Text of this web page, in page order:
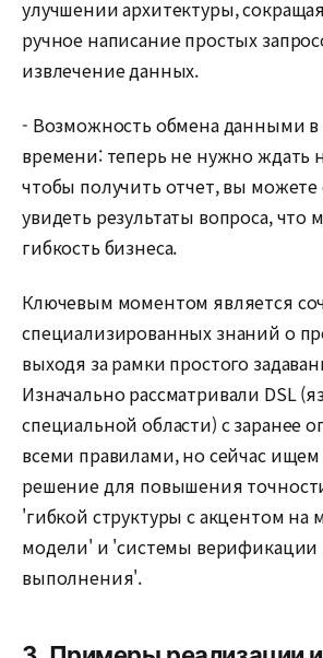
улучшении архитектуры,
ручное написание простых
извлечение данных.
- Возможность обмена данными в
времени: теперь не нужно ждать
чтобы получить отчет, вы можете
увидеть результаты вопроса, что
гибкость бизнеса.
Ключевым моментом является
специализированных знаний о
выходя за рамки простого
Изначально рассматривали DSL
специальной области) с заранее
всеми правилами, но сейчас ищем
решение для повышения
'гибкой структуры с акцентом на
модели' и 'системы верификации
выполнения'.